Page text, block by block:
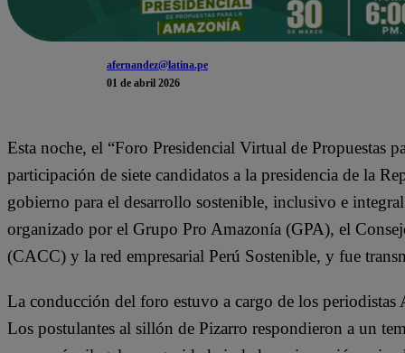
afernandez@latina.pe
01 de abril 2026
Esta noche, el “Foro Presidencial Virtual de Propuestas
participación de siete candidatos a la presidencia de la
gobierno para el desarrollo sostenible, inclusivo e
organizado por el Grupo Pro Amazonía (GPA), el
(CACC) y la red empresarial Perú Sostenible, y fue
La conducción del foro estuvo a cargo de los
Los postulantes al sillón de Pizarro respondieron a un